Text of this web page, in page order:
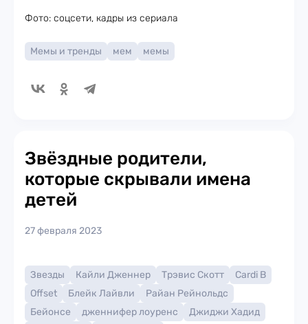
Фото: соцсети, кадры из сериала
Мемы и тренды мем мемы
Звёздные родители,
которые скрывали имена
детей
27 февраля 2023
Звезды Кайли Дженнер Трэвис Скотт
Cardi B
Offset
Блейк Лайвли
Райан Рейнольдс
Бейонсе
дженнифер лоуренс
Джиджи Хадид